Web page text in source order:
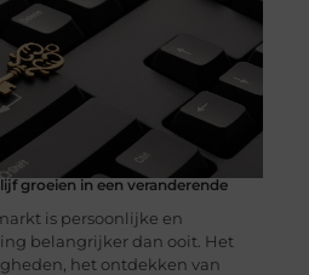
groeien in een veranderende
is persoonlijke en
belangrijker dan ooit. Het
het ontdekken van